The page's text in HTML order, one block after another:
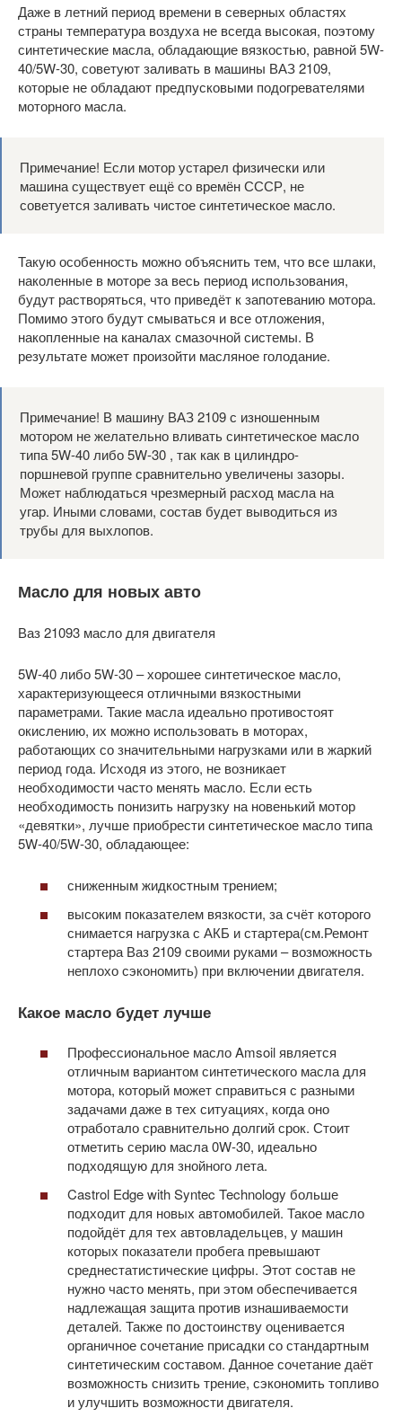
Даже в летний период времени в северных областях
страны температура воздуха не всегда высокая, поэтому
синтетические масла, обладающие вязкостью, равной 5W-
40/5W-30, советуют заливать в машины ВАЗ 2109,
которые не обладают предпусковыми подогревателями
моторного масла.
Примечание! Если мотор устарел физически или
машина существует ещё со времён СССР, не
советуется заливать чистое синтетическое масло.
Такую особенность можно объяснить тем, что все шлаки,
наколенные в моторе за весь период использования,
будут растворяться, что приведёт к запотеванию мотора.
Помимо этого будут смываться и все отложения,
накопленные на каналах смазочной системы. В
результате может произойти масляное голодание.
Примечание! В машину ВАЗ 2109 с изношенным
мотором не желательно вливать синтетическое масло
типа 5W-40 либо 5W-30 , так как в цилиндро-
поршневой группе сравнительно увеличены зазоры.
Может наблюдаться чрезмерный расход масла на
угар. Иными словами, состав будет выводиться из
трубы для выхлопов.
Масло для новых авто
Ваз 21093 масло для двигателя
5W-40 либо 5W-30 – хорошее синтетическое масло,
характеризующееся отличными вязкостными
параметрами. Такие масла идеально противостоят
окислению, их можно использовать в моторах,
работающих со значительными нагрузками или в жаркий
период года. Исходя из этого, не возникает
необходимости часто менять масло. Если есть
необходимость понизить нагрузку на новенький мотор
«девятки», лучше приобрести синтетическое масло типа
5W-40/5W-30, обладающее:
сниженным жидкостным трением;
высоким показателем вязкости, за счёт которого
снимается нагрузка с АКБ и стартера(см.Ремонт
стартера Ваз 2109 своими руками – возможность
неплохо сэкономить) при включении двигателя.
Какое масло будет лучше
Профессиональное масло Amsoil является
отличным вариантом синтетического масла для
мотора, который может справиться с разными
задачами даже в тех ситуациях, когда оно
отработало сравнительно долгий срок. Стоит
отметить серию масла 0W-30, идеально
подходящую для знойного лета.
Castrol Edge with Syntec Technology больше
подходит для новых автомобилей. Такое масло
подойдёт для тех автовладельцев, у машин
которых показатели пробега превышают
среднестатистические цифры. Этот состав не
нужно часто менять, при этом обеспечивается
надлежащая защита против изнашиваемости
деталей. Также по достоинству оценивается
органичное сочетание присадки со стандартным
синтетическим составом. Данное сочетание даёт
возможность снизить трение, сэкономить топливо
и улучшить возможности двигателя.